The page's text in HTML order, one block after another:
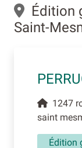
Édition
Saint-
1247
saint
Édition